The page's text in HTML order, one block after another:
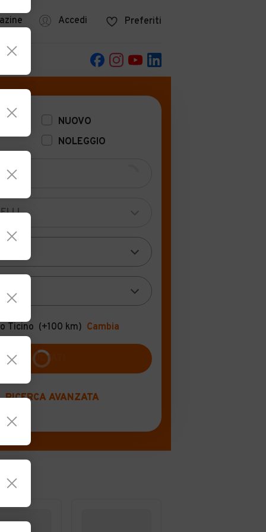
Accedi Preferiti
NUOVO
NOLEGGIO
Ticino (+100 km) Cambia
RICERCA AVANZATA